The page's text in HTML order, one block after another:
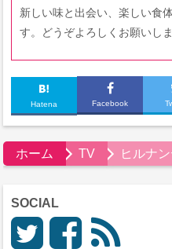
新しい味と出会い、楽しい食
す。どうぞよろしくお願いしま
Hatena Facebook
ホーム TV ヒルナ
SOCIAL